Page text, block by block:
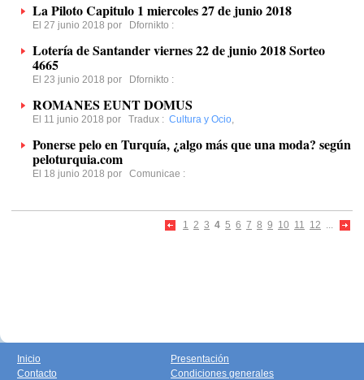
La Piloto Capitulo 1 miercoles 27 de junio 2018
El 27 junio 2018 por Dfornikto :
Lotería de Santander viernes 22 de junio 2018 Sorteo
4665
El 23 junio 2018 por Dfornikto :
ROMANES EUNT DOMUS
El 11 junio 2018 por Tradux : Cultura y Ocio,
Ponerse pelo en Turquía, ¿algo más que una moda? según
peloturquia.com
El 18 junio 2018 por Comunicae :
1 2 3 4 5 6 7 8 9 10 11 12 ...
Inicio
Contacto
Presentación
Condiciones generales